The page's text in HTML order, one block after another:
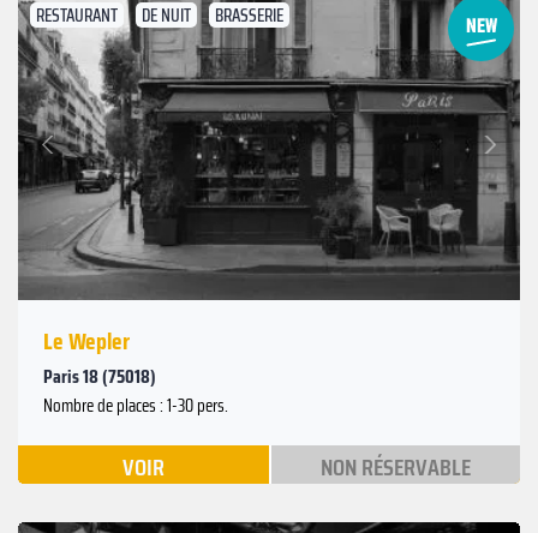
RESTAURANT DE NUIT BRASSERIE
Précédent
Suivant
Le Wepler
Paris 18 (75018)
Nombre de places : 1-30 pers.
VOIR NON RÉSERVABLE